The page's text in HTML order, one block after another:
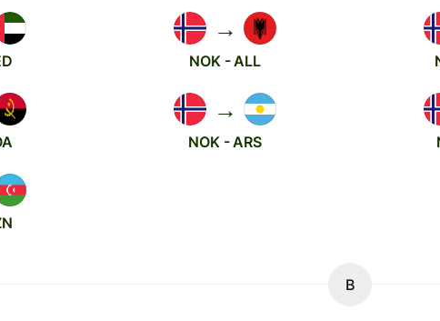
→
NOK - ALL
→
NOK - ARS
B